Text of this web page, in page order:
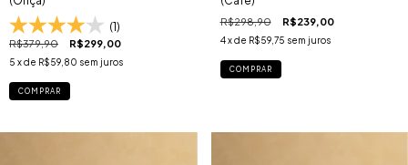
(1)
R$379,90 R$299,00
5 x de R$59,80 sem juros
COMPRAR
R$298,90 R$239,00
4 x de R$59,75 sem juros
COMPRAR